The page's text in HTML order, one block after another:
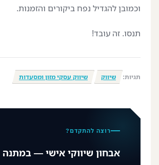
וכמובן להגדיל נפח ביקורים והזמנות.
תנסו. זה עובד!
תגיות: שיווק שיווק עסקי מזון ומסעדות
רוצה להתקדם?
אבחון שיווקי אישי — במתנה